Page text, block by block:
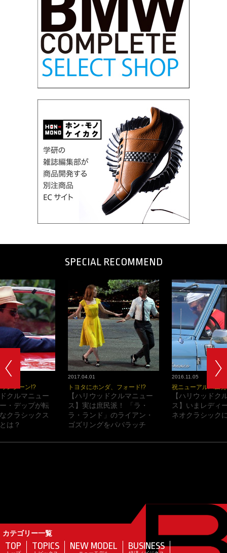
SPECIAL RECOMMEND
2017.04.01
トヨタにホンダ、フォード!?
【ハリウッドクルマニュー
ス】実は庶民派！ 「ラ・
ラ・ランド」のライアン・
ゴズリングをパパラッチ
2016.11.05
祝ニューアルバム
【ハリウッドク
ス】いまレディ
ネオクラシック
ンシーン!?
クルマニュー
・デップが転
クラシックス
は？
カテゴリー一覧
TOP TOPICS NEW MODEL BUSINESS